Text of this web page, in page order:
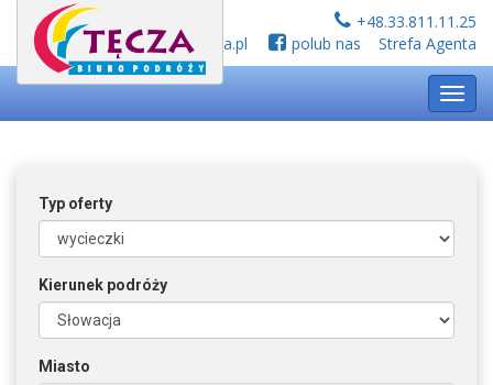
+48.33.811.11.25
biuro@tecza.pl
polub nas Strefa Agenta
Typ oferty
Kierunek podróży
Miasto